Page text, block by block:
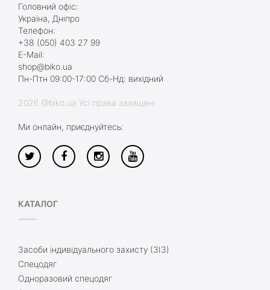
Головний офіс:
Україна, Дніпро
Телефон:
+38 (050) 403 27 99
E-Mail:
shop@biko.ua
Пн-Птн 09:00-17:00 Сб-Нд: вихідний
2026 @biko.ua Усі права захищені
Ми онлайн, приєднуйтесь:
КАТАЛОГ
Засоби індивідуального захисту (ЗІЗ)
Спецодяг
Одноразовий спецодяг